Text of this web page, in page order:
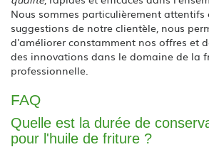
Nous sommes particulièrement attentifs
suggestions de notre clientèle, nous
d'améliorer constamment nos offres et
des innovations dans le domaine de la
professionnelle.
FAQ
Quelle est la durée de
pour l'huile de friture ?